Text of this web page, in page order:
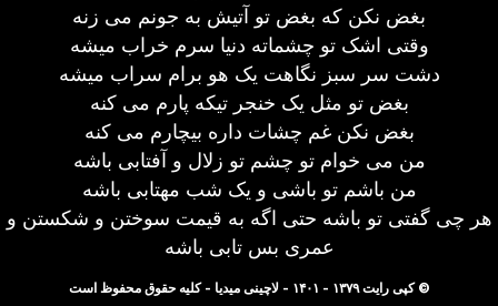
بغض نکن که بغض تو آتیش به جونم می زنه
وقتی اشک تو چشماته دنیا سرم خراب میشه
دشت سر سبز نگاهت یک هو برام سراب میشه
بغض تو مثل یک خنجر تیکه پارم می کنه
بغض نکن غم چشات داره بیچارم می کنه
من می خوام تو چشم تو زلال و آفتابی باشه
من باشم تو باشی و یک شب مهتابی باشه
هر چی گفتی تو باشه حتی اگه به قیمت سوختن و شکستن و
عمری بس تابی باشه
© کپی رایت ۱۳۷۹ - ۱۴۰۱ - لاچینی میدیا - کلیه حقوق محفوظ است